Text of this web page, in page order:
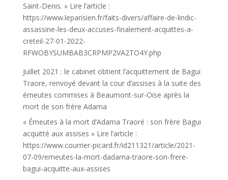
Saint-Denis. » Lire l’article :
https://www.leparisien.fr/faits-divers/affaire-de-lindic-
assassine-les-deux-accuses-finalement-acquittes-a-
creteil-27-01-2022-
RFWOBYSUMBAB3CRPMP2VA2TO4Y.php
Juillet 2021 : le cabinet obtient l’acquittement de Bagui
Traore, renvoyé devant la cour d’assises à la suite des
émeutes commises à Beaumont-sur-Oise après la
mort de son frère Adama
« Émeutes à la mort d’Adama Traoré : son frère Bagui
acquitté aux assises » Lire l’article :
https://www.courrier-picard.fr/id211321/article/2021-
07-09/emeutes-la-mort-dadama-traore-son-frere-
bagui-acquitte-aux-assises